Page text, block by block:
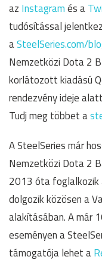
az Instagramés a
tudósítással
aSteelSeries.com/
Nemzetközi Dota 2
korlátozott kiadású
rendezvény ideje
Tudj meg többet a
A SteelSeries már
Nemzetközi Dota 2
2013 óta foglalkozik
dolgozik közösen a
alakításában. A már
eseményen a
támogatója lehet a